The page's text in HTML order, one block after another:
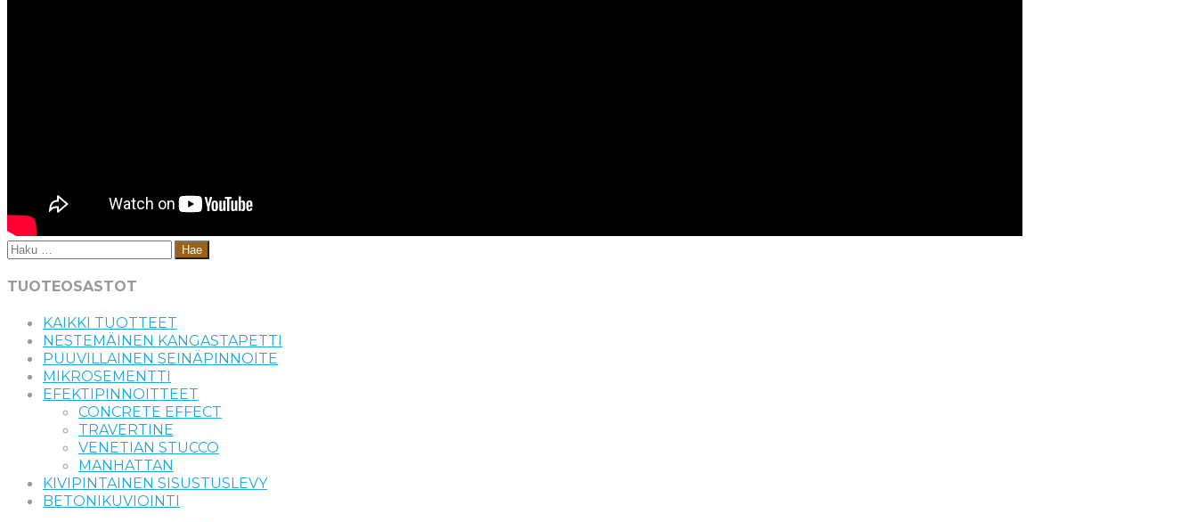
Haku:
TUOTEOSASTOT
KAIKKI TUOTTEET
NESTEMÄINEN KANGASTAPETTI
PUUVILLAINEN SEINÄPINNOITE
MIKROSEMENTTI
EFEKTIPINNOITTEET
CONCRETE EFFECT
TRAVERTINE
VENETIAN STUCCO
MANHATTAN
KIVIPINTAINEN SISUSTUSLEVY
BETONIKUVIOINTI